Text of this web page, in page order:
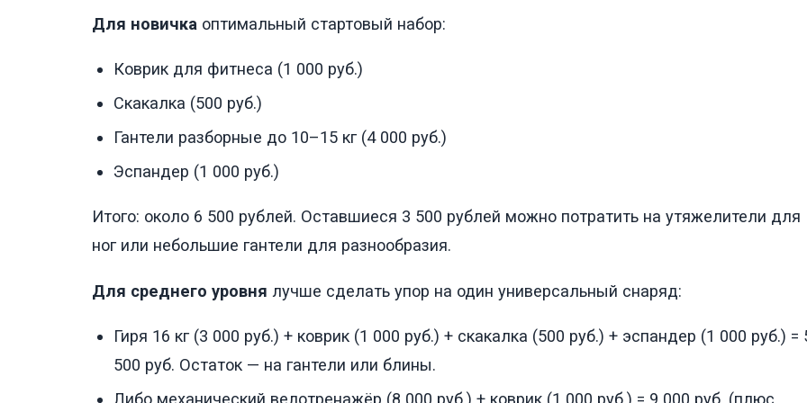
Для новичка оптимальный стартовый набор:
Коврик для фитнеса (1 000 руб.)
Скакалка (500 руб.)
Гантели разборные до 10–15 кг (4 000 руб.)
Эспандер (1 000 руб.)
Итого: около 6 500 рублей. Оставшиеся 3 500 рублей можно потратить на утяжелители для
ног или небольшие гантели для разнообразия.
Для среднего уровня лучше сделать упор на один универсальный снаряд:
Гиря 16 кг (3 000 руб.) + коврик (1 000 руб.) + скакалка (500 руб.) + эспандер (1 000 руб.) =
500 руб. Остаток — на гантели или блины.
Либо механический велотренажёр (8 000 руб.) + коврик (1 000 руб.) = 9 000 руб. (плюс